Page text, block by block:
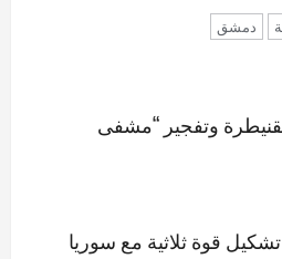
دمشق
وتفجير “مشفى
تشكيل قوة ثلاثية مع سوريا